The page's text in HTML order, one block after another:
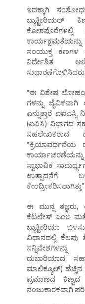
ಇದಕ್ಕಾಗಿ
ಬ್ಯಾಕ್ಟೀರಿಯಲ್
ಸಂಯುಕ್ತ ಕಣಗಳ
ನಿರ್ದೇಶಿತ
“ಈ ವಿಶೇಷ
ಗಳನ್ನು ಜೈವಿಕವಾಗಿ
ಎನ್ನುತ್ತಾರೆ
(ಐಪಿಸಿ) ವಿಭಾಗದ
ಸಹಲೇಖಕರಾದ
“ಕ್ರಿಯಾವರ್ಧನೆಯ
ಸ್ವಾಭಾವಿಕ
ಉತ್ಪಾದನೆಗೆ
ಈ ಮುನ್ನ ತಜ್ಞರು,
ಕೆಟಲೇಸ್ ಎಂಬ
ಬ್ಯಾಕ್ಟೀರಿಯಾ
ವಿಧಾನದಲ್ಲಿ ಕೆಲವು
ಸನ್ನಿವೇಶಗಳನ್ನು
ದುಬಾರಿಯಾದ
ಮಾಲಿಕ್ಯೂಲ್) ಹೆಚ್ಚಿನ
ಪ್ರಮಾಣದ ಕಿಣ್ವದ
ನಂಜುಕಾರಕವಾಗಿ